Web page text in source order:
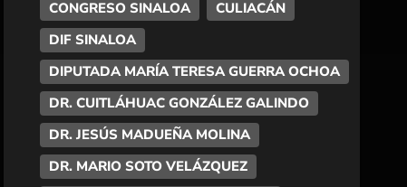
CONGRESO SINALOA
CULIACÁN
DIF SINALOA
DIPUTADA MARÍA TERESA GUERRA OCHOA
DR. CUITLÁHUAC GONZÁLEZ GALINDO
DR. JESÚS MADUEÑA MOLINA
DR. MARIO SOTO VELÁZQUEZ